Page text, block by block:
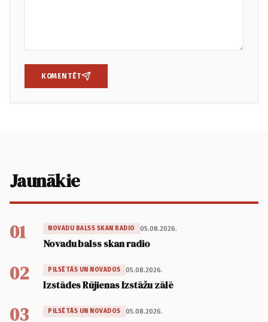
KOMENTĒT
Jaunākie
01 NOVADU BALSS SKAN RADIO 05.08.2026.
Novadu balss skan radio
02 PILSĒTĀS UN NOVADOS 05.08.2026.
Izstādes Rūjienas Izstāžu zālē
03 PILSĒTĀS UN NOVADOS 05.08.2026.